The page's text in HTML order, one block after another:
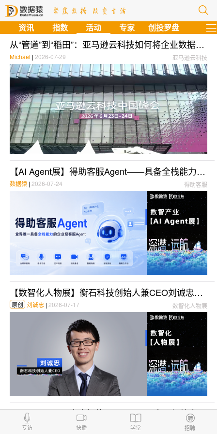
资讯 指数 活动 专家 创投罗盘
从“管道”到“稻田”：亚马逊云科技如何将企业数据重构为价值之源
亚马逊云科技
Michael | 2026-07-29
【AI Agent展】得助客服Agent——具备全栈能力的企业级客服Agent
得助客服
数据猿 | 2026-07-24
【数智化人物展】衡石科技创始人兼CEO刘诚忠：2026 企业数智化转型要走人机协同深潜之路
数智化人物展
原创 刘诚忠 | 2026-07-17
【AI Agent展】奇点智能DeciAGI——全天候待命的数据分析及智能应用智囊
数据猿|2026-07-14
专访 快播 学堂 招聘